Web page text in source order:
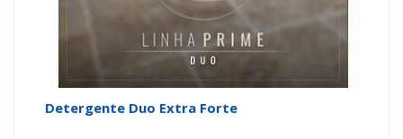
Detergente Duo Extra Forte